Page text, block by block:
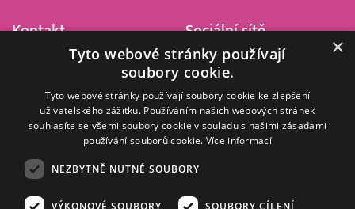
Kontakt
Barrandov Televizní Studio,
Kříženeckého nám. 322
152 00 Praha 5
IČ 416 93 311
Sociální sítě
×
Tyto webové stránky používají
soubory cookie.
Tyto webové stránky používají soubory cookie ke zlepšení
uživatelského zážitku. Používáním našich webových stránek
souhlasíte se všemi soubory cookie v souladu s našimi zásadami
používání souborů cookie. Více informací
NEZBYTNĚ NUTNÉ SOUBORY
VÝKONOVÉ SOUBORY SOUBORY CÍLENÍ